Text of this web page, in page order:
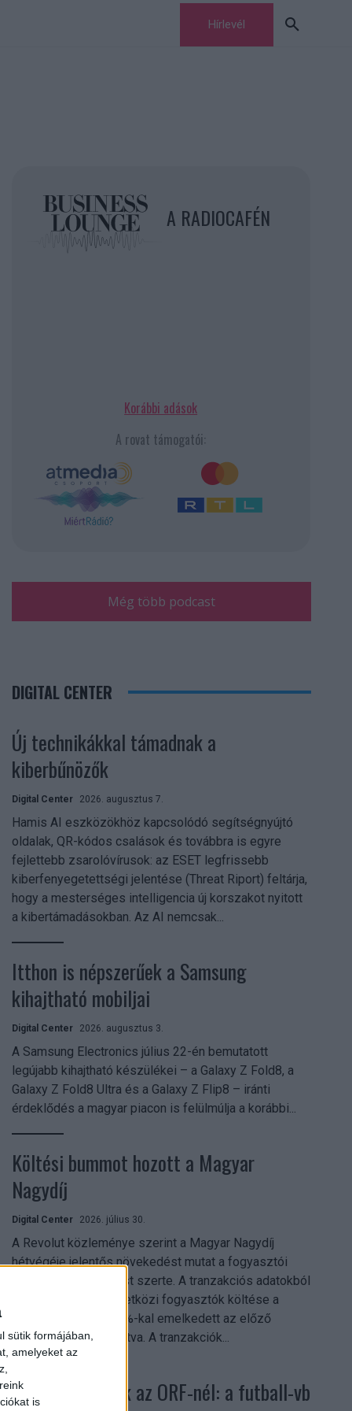
sütik formájában,
amelyeket az
is
Hírlevél
A RADIOCAFÉN
Korábbi adások
A rovat támogatói:
Még több podcast
DIGITAL CENTER
Új technikákkal támadnak a
kiberbűnözők
Digital Center 2026. augusztus 7.
Hamis AI eszközökhöz kapcsolódó segítségnyújtó
oldalak, QR-kódos csalások és továbbra is egyre
fejlettebb zsarolóvírusok: az ESET legfrissebb
kiberfenyegetettségi jelentése (Threat Riport) feltárja,
hogy a mesterséges intelligencia új korszakot nyitott
a kibertámadásokban. Az AI nemcsak...
Itthon is népszerűek a Samsung
kihajtható mobiljai
Digital Center 2026. augusztus 3.
A Samsung Electronics július 22-én bemutatott
legújabb kihajtható készülékei – a Galaxy Z Fold8, a
Galaxy Z Fold8 Ultra és a Galaxy Z Flip8 – iránti
érdeklődés a magyar piacon is felülmúlja a korábbi...
Költési bummot hozott a Magyar
Nagydíj
Digital Center 2026. július 30.
A Revolut közleménye szerint a Magyar Nagydíj
hétvégéje jelentős növekedést mutat a fogyasztói
aktivitásban Budapest szerte. A tranzakciós adatokból
kiderül, hogy a nemzetközi fogyasztók költése a
versenyhétvégén 26%-kal emelkedett az előző
hétvégéhez viszonyítva. A tranzakciók...
Rekordok dőltek az ORF-nél: a futball-vb